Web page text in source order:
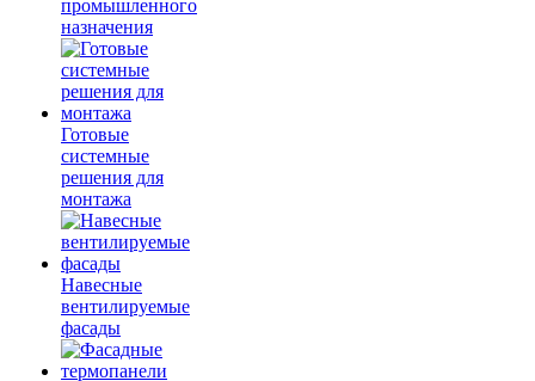
промышленного
назначения
Готовые
системные
решения для
монтажа
Навесные
вентилируемые
фасады